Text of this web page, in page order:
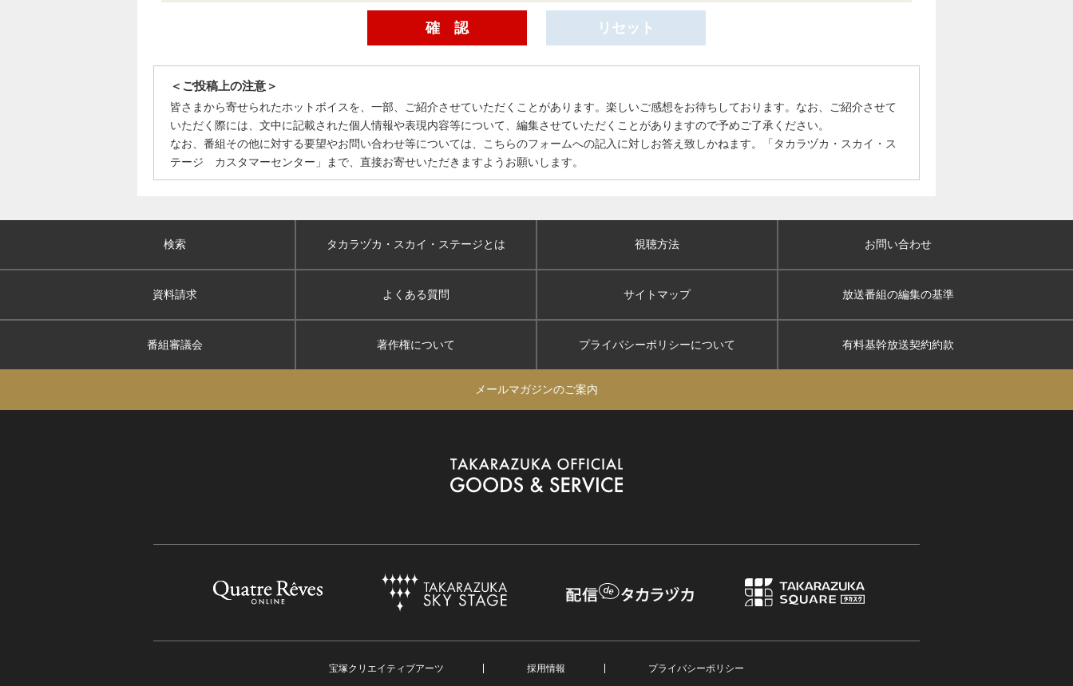
＜ご投稿上の注意＞
皆さまから寄せられたホットボイスを、一部、ご紹介させていただくことがあります。楽しいご感想をお待ちしております。なお、ご紹介させて
いただく際には、文中に記載された個人情報や表現内容等について、編集させていただくことがありますので予めご了承ください。
なお、番組その他に対する要望やお問い合わせ等については、こちらのフォームへの記入に対しお答え致しかねます。「タカラヅカ・スカイ・ス
テージ カスタマーセンター」まで、直接お寄せいただきますようお願いします。
検索 タカラヅカ・スカイ ・ステージとは 視聴方法 お問い合わせ
資料請求 よくある質問 サイトマップ 放送番組の編集の基準
番組審議会 著作権について プライバシーポリシーについて 有料基幹放送契約約款
メールマガジンのご案内
宝塚クリエイティブアーツ 採用情報 プライバシーポリシー